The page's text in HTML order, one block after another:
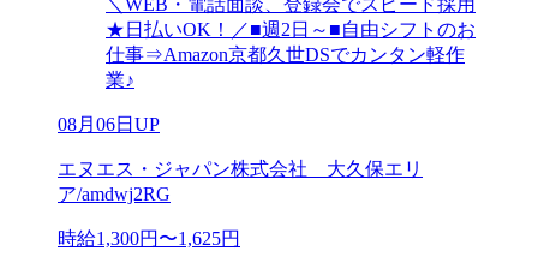
＼WEB・電話面談、登録会でスピード採用
★日払いOK！／■週2日～■自由シフトのお
仕事⇒Amazon京都久世DSでカンタン軽作
業♪
08月06日UP
エヌエス・ジャパン株式会社 大久保エリ
ア/amdwj2RG
時給1,300円〜1,625円